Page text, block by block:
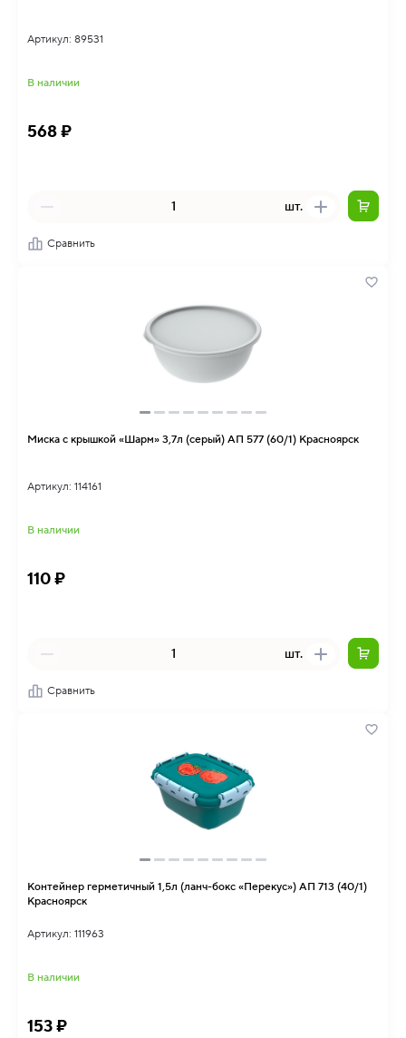
Артикул: 89531
В наличии
568 ₽
шт.
Сравнить
Миска с крышкой «Шарм» 3,7л (серый) АП 577 (60/1) Красноярск
Артикул: 114161
В наличии
110 ₽
шт.
Сравнить
Контейнер герметичный 1,5л (ланч-бокс «Перекус») АП 713 (40/1)
Красноярск
Артикул: 111963
В наличии
153 ₽